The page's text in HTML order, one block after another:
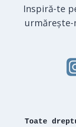
Inspiră-te
urmărește-
Toate